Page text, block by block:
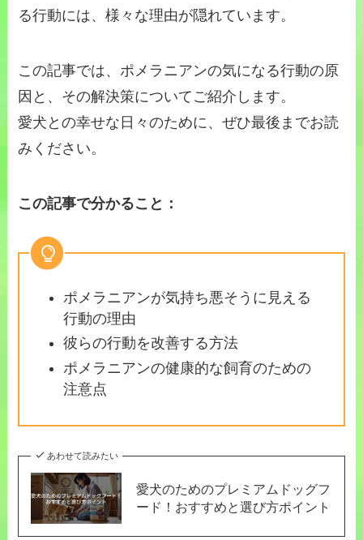
る行動には、様々な理由が隠れています。
この記事では、ポメラニアンの気になる行動の原
因と、その解決策についてご紹介します。
愛犬との幸せな日々のために、ぜひ最後までお読
みください。
この記事で分かること：
ポメラニアンが気持ち悪そうに見える
行動の理由
彼らの行動を改善する方法
ポメラニアンの健康的な飼育のための
注意点
あわせて読みたい
愛犬のためのプレミアムドッグフ
ード！おすすめと選び方ポイント